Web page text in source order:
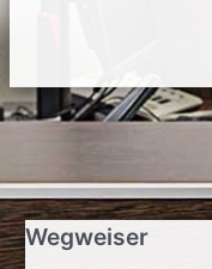
Wegweiser